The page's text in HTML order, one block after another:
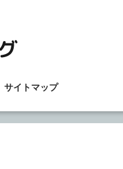
サイトマップ